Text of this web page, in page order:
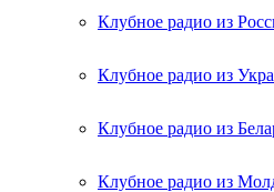
Клубное радио из
Клубное радио из
Клубное радио из
Клубное радио из